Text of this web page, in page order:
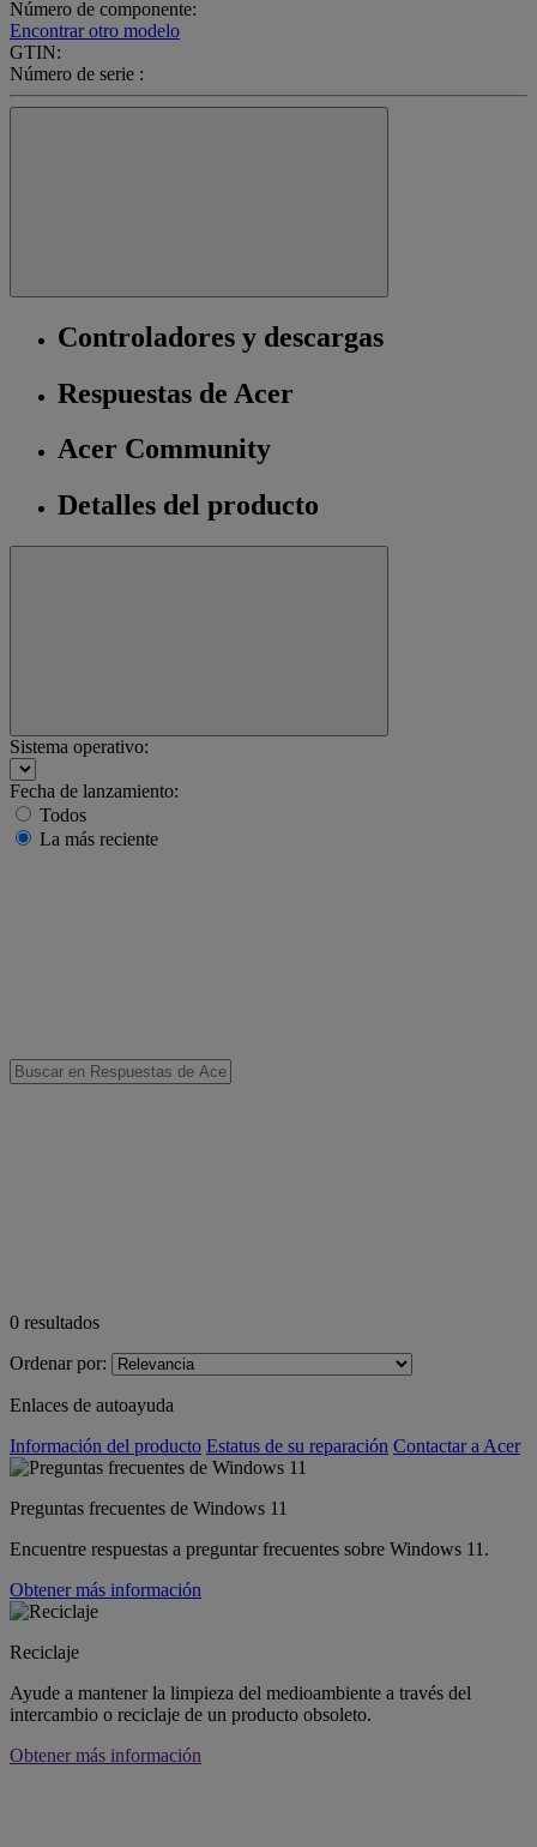
Número de componente:
Encontrar otro modelo
GTIN:
Número de serie :
Controladores y descargas
Respuestas de Acer
Acer Community
Detalles del producto
Sistema operativo:
Fecha de lanzamiento:
Todos
La más reciente
0 resultados
Ordenar por:
Enlaces de autoayuda
Información del producto Estatus de su reparación Contactar a Acer
Preguntas frecuentes de Windows 11
Encuentre respuestas a preguntar frecuentes sobre Windows 11.
Obtener más información
Reciclaje
Ayude a mantener la limpieza del medioambiente a través del
intercambio o reciclaje de un producto obsoleto.
Obtener más información